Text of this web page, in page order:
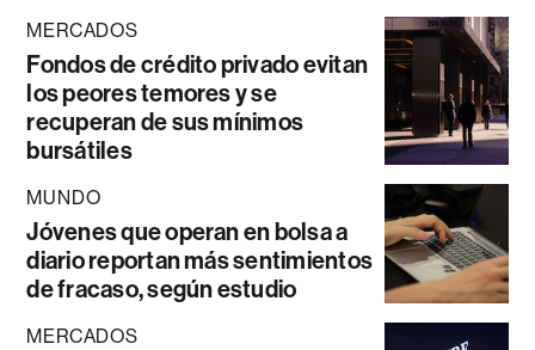
MERCADOS
Fondos de crédito privado evitan
los peores temores y se
recuperan de sus mínimos
bursátiles
MUNDO
Jóvenes que operan en bolsa a
diario reportan más sentimientos
de fracaso, según estudio
MERCADOS